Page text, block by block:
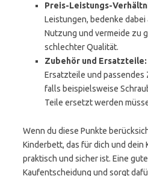
Preis-Leistungs-
Leistungen, bedenke
Nutzung und vermeide zu
schlechter Qualität.
Zubehör und Ersatzteile:
Ersatzteile und passendes
falls beispielsweise
Teile ersetzt werden
Wenn du diese Punkte
Kinderbett, das für dich und dein
praktisch und sicher ist. Eine
Kaufentscheidung und sorgt